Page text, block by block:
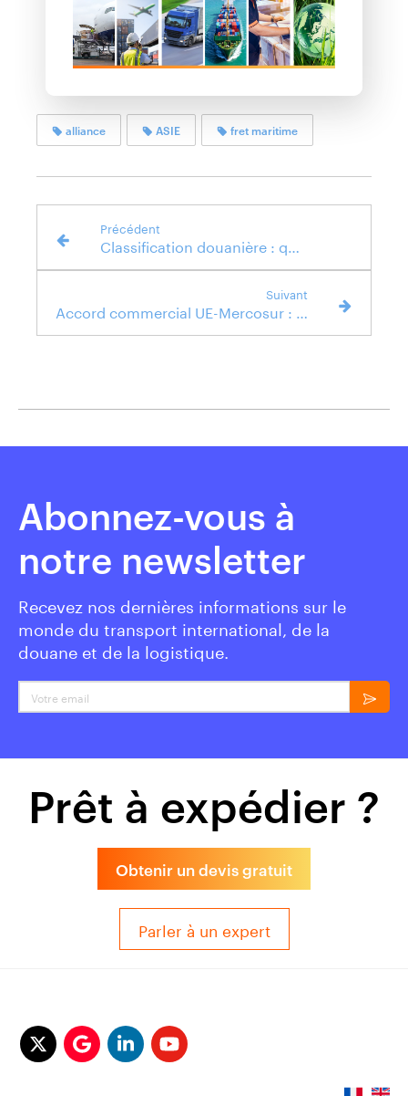
alliance ASIE fret maritime
Précédent
Suivant
Abonnez-vous à
notre newsletter
Recevez nos dernières informations sur le
monde du transport international, de la
douane et de la logistique.
Prêt à expédier ?
Obtenir un devis gratuit
Parler à un expert